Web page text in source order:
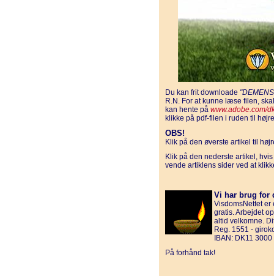
Du kan frit downloade
R.N. For at kunne læse filen,
kan hente på www.adobe.com/
klikke på pdf-filen i ruden til
OBS!
Klik på den øverste artikel til
Klik på den nederste artikel,
vende artiklens sider ved at
Vi har brug for
VisdomsNettet er
gratis. Arbejdet
altid velkomne.
Reg. 1551 -
IBAN: DK11
På forhånd tak!